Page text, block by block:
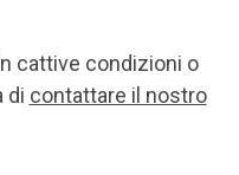
cattive condizioni o
di contattare il nostro